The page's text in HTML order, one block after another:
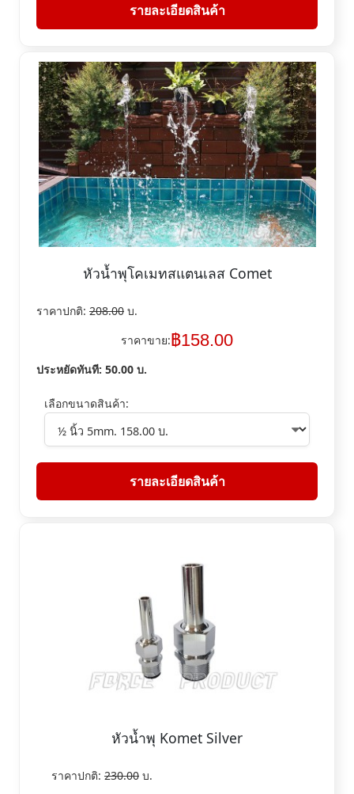
รายละเอียดสินค้า
หัวน้ำพุโคเมทสแตนเลส Comet
ราคาปกติ: 208.00 บ.
ราคาขาย:฿158.00
ประหยัดทันที: 50.00 บ.
เลือกขนาดสินค้า:
รายละเอียดสินค้า
หัวน้ำพุ Komet Silver
ราคาปกติ: 230.00 บ.